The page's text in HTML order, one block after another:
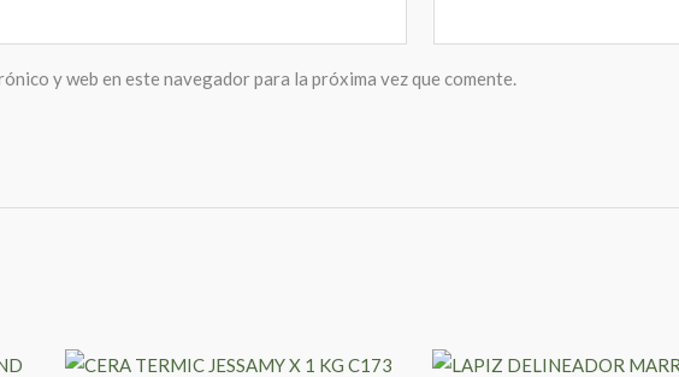
y web en este navegador para la próxima vez que comente.